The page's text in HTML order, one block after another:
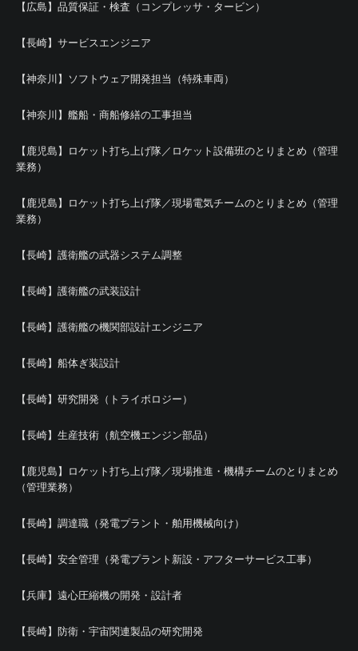
【広島】品質保証・検査（コンプレッサ・タービン）
【長崎】サービスエンジニア
【神奈川】ソフトウェア開発担当（特殊車両）
【神奈川】艦船・商船修繕の工事担当
【鹿児島】ロケット打ち上げ隊／ロケット設備班のとりまとめ（管理
業務）
【鹿児島】ロケット打ち上げ隊／現場電気チームのとりまとめ（管理
業務）
【長崎】護衛艦の武器システム調整
【長崎】護衛艦の武装設計
【長崎】護衛艦の機関部設計エンジニア
【長崎】船体ぎ装設計
【長崎】研究開発（トライボロジー）
【長崎】生産技術（航空機エンジン部品）
【鹿児島】ロケット打ち上げ隊／現場推進・機構チームのとりまとめ
（管理業務）
【長崎】調達職（発電プラント・舶用機械向け）
【長崎】安全管理（発電プラント新設・アフターサービス工事）
【兵庫】遠心圧縮機の開発・設計者
【長崎】防衛・宇宙関連製品の研究開発